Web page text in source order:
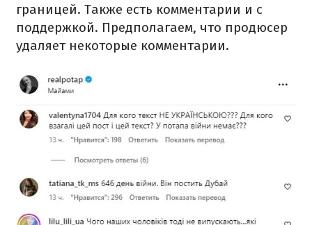
границей. Также есть комментарии и с
поддержкой. Предполагаем, что продюсер
удаляет некоторые комментарии.